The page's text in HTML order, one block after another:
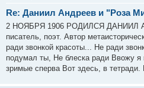
Re: Даниил Андреев и "Роза
2 НОЯБРЯ 1906 РОДИЛСЯ ДАНИИЛ
писатель, поэт. Автор
ради звонкой красоты... Не ради
подумал ты, Не блеска ради Ввожу я
зримые сперва Вот здесь, в